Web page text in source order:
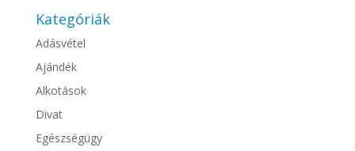
Kategóriák
Adásvétel
Ajándék
Alkotások
Divat
Egészségügy